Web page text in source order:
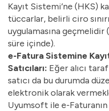
Kayıt Sistemi’ne (HKS)
tüccarlar, belirli ciro
uygulamasına geçmelidir
süre içinde).
e-Fatura Sistemine
Satıcıları: Eğer alıcı
satıcı da bu durumda
elektronik olarak
Uyumsoft ile e-